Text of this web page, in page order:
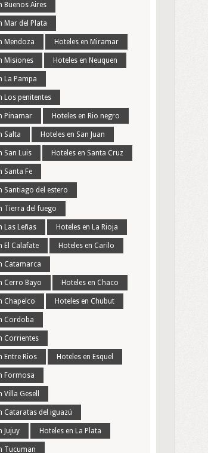
Buenos Aires
Mar del Plata
Mendoza Hoteles en Miramar
Misiones Hoteles en Neuquen
La Pampa
Los penitentes
Pinamar Hoteles en Rio negro
Salta Hoteles en San Juan
San Luis Hoteles en Santa Cruz
Santa Fe
Santiago del estero
Tierra del fuego
Las Leñas Hoteles en La Rioja
El Calafate Hoteles en Carilo
Catamarca
Cerro Bayo Hoteles en Chaco
Chapelco Hoteles en Chubut
Cordoba
Corrientes
Entre Rios Hoteles en Esquel
Formosa
Villa Gesell
Cataratas del iguazú
Jujuy Hoteles en La Plata
Tucuman